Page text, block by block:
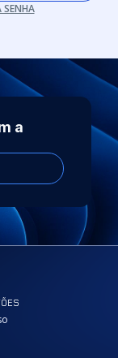
SENHA
a